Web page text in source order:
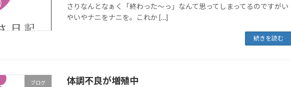
さりなんとなぁく「終わった～っ」なんて思ってしまってるのですがい
やいやナニをナニを。これか […]
続きを読む
ブログ 体調不良が増殖中